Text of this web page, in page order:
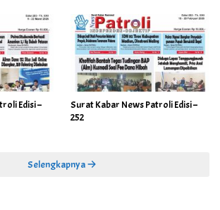
Edisi –
Surat Kabar News Patroli Edisi –
252
Selengkapnya